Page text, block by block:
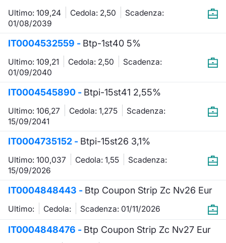
Ultimo: 109,24 Cedola: 2,50
Scadenza:
01/08/2039
IT0004532559 - Btp-1st40 5%
Ultimo: 109,21 Cedola: 2,50
Scadenza:
01/09/2040
IT0004545890 - Btpi-15st41 2,55%
Ultimo: 106,27 Cedola: 1,275
Scadenza:
15/09/2041
IT0004735152 - Btpi-15st26 3,1%
Ultimo: 100,037 Cedola: 1,55
Scadenza:
15/09/2026
IT0004848443 - Btp Coupon Strip Zc Nv26 Eur
Ultimo: Cedola: Scadenza: 01/11/2026
IT0004848476 - Btp Coupon Strip Zc Nv27 Eur
Specialist
RFQ
Spread Europei
Formazione
Statistiche del Mercato